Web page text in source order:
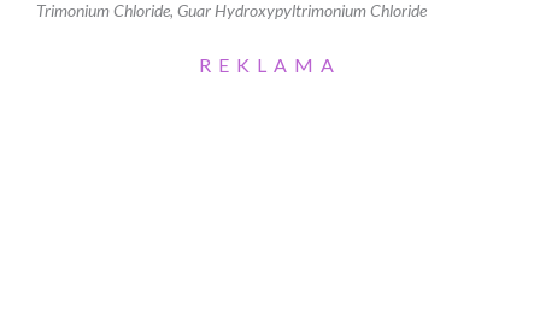
Trimonium Chloride, Guar Hydroxypyltrimonium Chloride
REKLAMA